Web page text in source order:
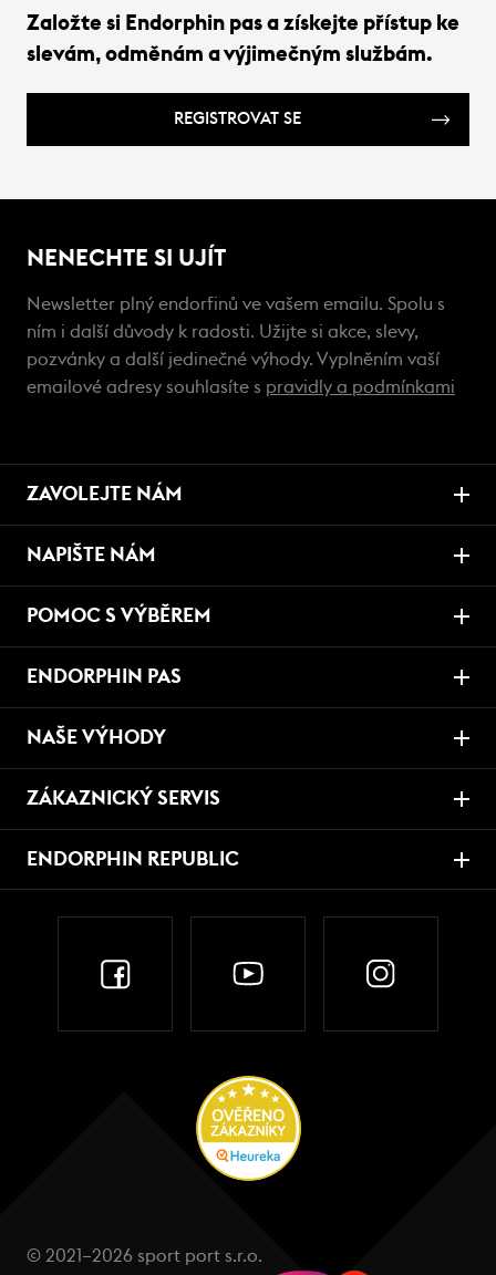
Založte si Endorphin pas a získejte přístup ke
slevám, odměnám a výjimečným službám.
REGISTROVAT SE
NENECHTE SI UJÍT
Newsletter plný endorfinů ve vašem emailu. Spolu s
ním i další důvody k radosti. Užijte si akce, slevy,
pozvánky a další jedinečné výhody. Vyplněním vaší
emailové adresy souhlasíte s pravidly a podmínkami
ZAVOLEJTE NÁM
NAPIŠTE NÁM
POMOC S VÝBĚREM
ENDORPHIN PAS
NAŠE VÝHODY
ZÁKAZNICKÝ SERVIS
ENDORPHIN REPUBLIC
© 2021–2026 sport port s.r.o.